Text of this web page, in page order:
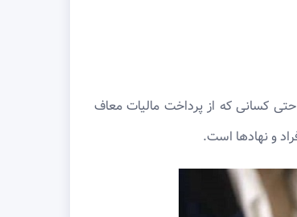
کسانی که از پرداخت مالیات معاف
و نهادها است.